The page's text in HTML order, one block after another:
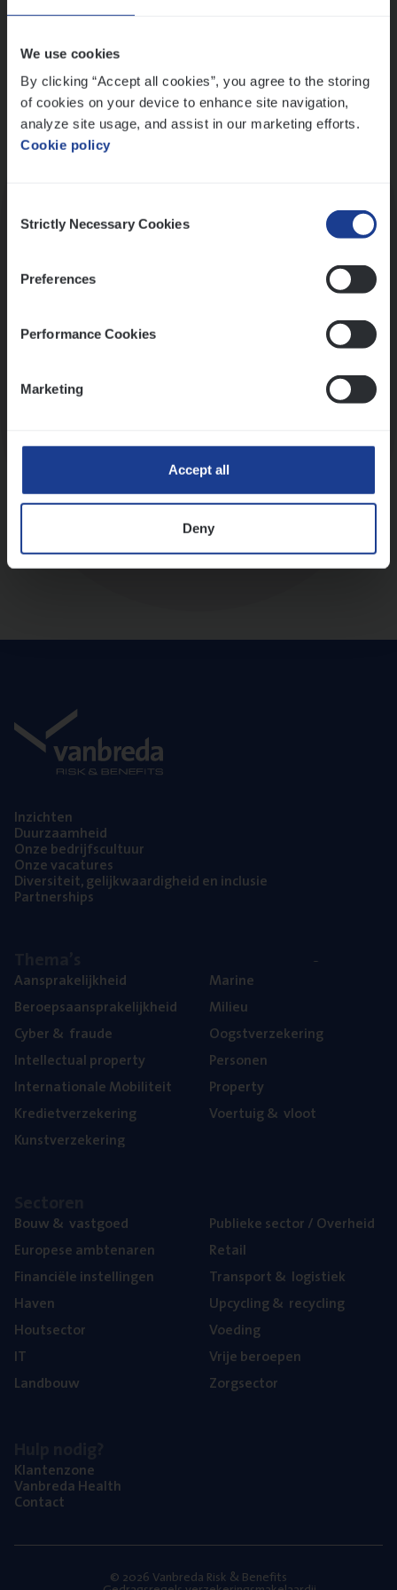
We use cookies
By clicking “Accept all cookies”, you agree to the storing
of cookies on your device to enhance site navigation,
analyze site usage, and assist in our marketing efforts.
Cookie policy
Selection
Strictly Necessary Cookies
Preferences
Performance Cookies
Marketing
Accept all
Deny
Inzich­ten
Duur­zaam­heid
Onze bedrijfs­cul­tuur
Onze vaca­tu­res
Diver­si­teit, gelijk­waar­dig­heid en inclusie
Part­ner­ships
Aan­spra­ke­lijk­heid
Beroeps­aan­spra­ke­lijk­heid
Cyber& fraude
Intel­lec­tu­al property
Inter­na­ti­o­na­le Mobiliteit
Kre­diet­ver­ze­ke­ring
Kunst­ver­ze­ke­ring
Mari­ne
Mili­eu
Oogst­ver­ze­ke­ring
Per­so­nen
Pro­per­ty
Voer­tuig& vloot
Bouw& vastgoed
Euro­pe­se ambtenaren
Finan­ci­ë­le instellingen
Haven
Hout­sec­tor
IT
Land­bouw
Publie­ke sec­tor / Overheid
Retail
Trans­port& logistiek
Upcy­cling& recycling
Voe­ding
Vrije beroe­pen
Zorg­sec­tor
Klan­ten­zo­ne
Van­b­re­da Health
Con­tact
© 2026 Vanbreda Risk & Benefits